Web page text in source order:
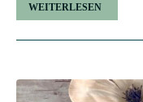
WEITERLESEN